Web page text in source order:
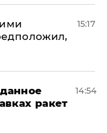
15:17
ракет
14:54